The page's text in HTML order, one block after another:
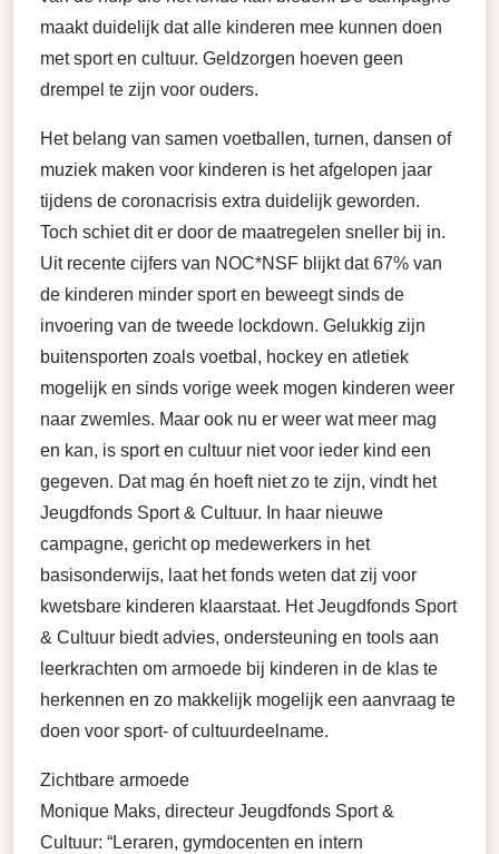
maakt duidelijk dat alle kinderen mee kunnen doen
met sport en cultuur. Geldzorgen hoeven geen
drempel te zijn voor ouders.
Het belang van samen voetballen, turnen, dansen of
muziek maken voor kinderen is het afgelopen jaar
tijdens de coronacrisis extra duidelijk geworden.
Toch schiet dit er door de maatregelen sneller bij in.
Uit recente cijfers van NOC*NSF blijkt dat 67% van
de kinderen minder sport en beweegt sinds de
invoering van de tweede lockdown. Gelukkig zijn
buitensporten zoals voetbal, hockey en atletiek
mogelijk en sinds vorige week mogen kinderen weer
naar zwemles. Maar ook nu er weer wat meer mag
en kan, is sport en cultuur niet voor ieder kind een
gegeven. Dat mag én hoeft niet zo te zijn, vindt het
Jeugdfonds Sport & Cultuur. In haar nieuwe
campagne, gericht op medewerkers in het
basisonderwijs, laat het fonds weten dat zij voor
kwetsbare kinderen klaarstaat. Het Jeugdfonds Sport
& Cultuur biedt advies, ondersteuning en tools aan
leerkrachten om armoede bij kinderen in de klas te
herkennen en zo makkelijk mogelijk een aanvraag te
doen voor sport- of cultuurdeelname.
Zichtbare armoede
Monique Maks, directeur Jeugdfonds Sport &
Cultuur: “Leraren, gymdocenten en intern